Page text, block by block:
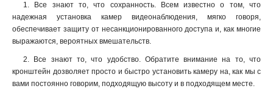
1000-2000мм
150х567мм 1
2647х152х1896мм
1911х76мм 1
1. Все знают то, что сохранность. Всем известно о том, что
надежная установка камер видеонаблюдения, мягко говоря,
обеспечивает защиту от несанкционированного доступа и, как многие
выражаются, вероятных вмешательств.
2. Все знают то, что удобство. Обратите внимание на то, что
кронштейн дозволяет просто и быстро установить камеру на, как мы с
вами постоянно говорим, подходящую высоту и в подходящем месте.